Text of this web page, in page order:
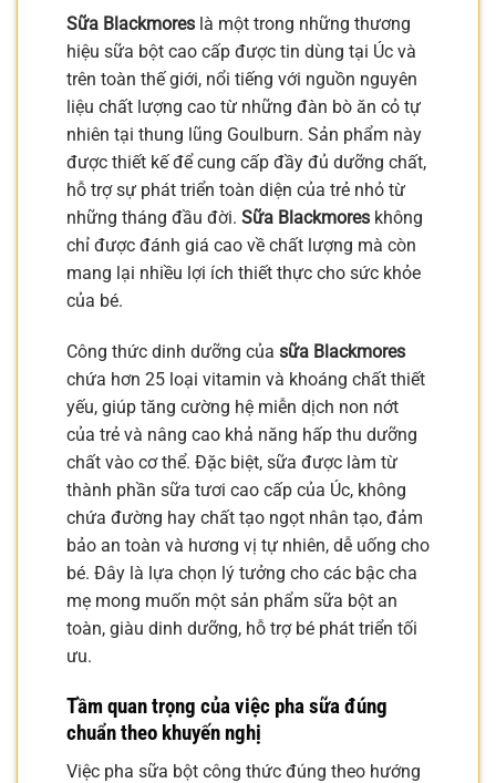
Sữa Blackmores là một trong những thương
hiệu sữa bột cao cấp được tin dùng tại Úc và
trên toàn thế giới, nổi tiếng với nguồn nguyên
liệu chất lượng cao từ những đàn bò ăn cỏ tự
nhiên tại thung lũng Goulburn. Sản phẩm này
được thiết kế để cung cấp đầy đủ dưỡng chất,
hỗ trợ sự phát triển toàn diện của trẻ nhỏ từ
những tháng đầu đời. Sữa Blackmores không
chỉ được đánh giá cao về chất lượng mà còn
mang lại nhiều lợi ích thiết thực cho sức khỏe
của bé.
Công thức dinh dưỡng của sữa Blackmores
chứa hơn 25 loại vitamin và khoáng chất thiết
yếu, giúp tăng cường hệ miễn dịch non nớt
của trẻ và nâng cao khả năng hấp thu dưỡng
chất vào cơ thể. Đặc biệt, sữa được làm từ
thành phần sữa tươi cao cấp của Úc, không
chứa đường hay chất tạo ngọt nhân tạo, đảm
bảo an toàn và hương vị tự nhiên, dễ uống cho
bé. Đây là lựa chọn lý tưởng cho các bậc cha
mẹ mong muốn một sản phẩm sữa bột an
toàn, giàu dinh dưỡng, hỗ trợ bé phát triển tối
ưu.
Tầm quan trọng của việc pha sữa đúng
chuẩn theo khuyến nghị
Việc pha sữa bột công thức đúng theo hướng